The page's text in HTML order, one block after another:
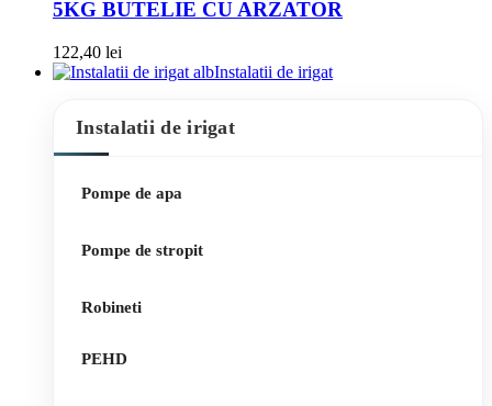
5KG BUTELIE CU ARZATOR
122,40 lei
Instalatii de irigat
Instalatii de irigat
Pompe de apa
Pompe de stropit
Robineti
PEHD